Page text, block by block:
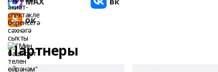
Партнеры